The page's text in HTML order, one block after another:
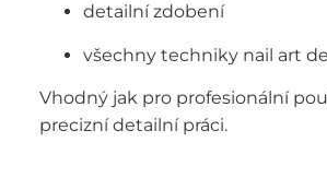
detailní zdobení
všechny techniky nail art
Vhodný jak pro profesionální
precizní detailní práci.